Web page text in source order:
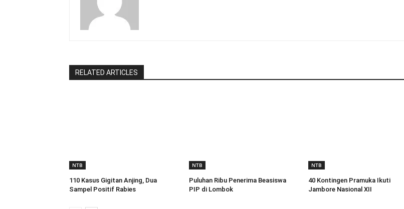
RELATED ARTICLES
NTB
110 Kasus Gigitan Anjing, Dua
Sampel Positif Rabies
NTB
Puluhan Ribu Penerima Beasiswa
PIP di Lombok
NTB
40 Kontingen Pramuka Ikuti
Jambore Nasional XII